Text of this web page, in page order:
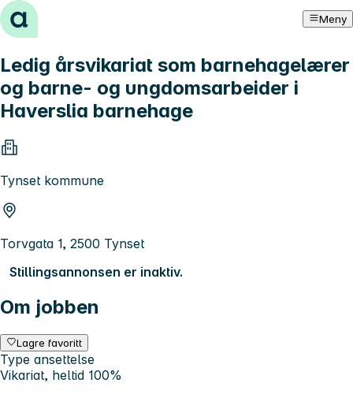
Hopp til innhold Meny
Ledig årsvikariat som barnehagelærer
og barne- og ungdomsarbeider i
Haverslia barnehage
Tynset kommune
Torvgata 1, 2500 Tynset
Stillingsannonsen er inaktiv.
Om jobben
Lagre favoritt
Type ansettelse
Vikariat, heltid 100%